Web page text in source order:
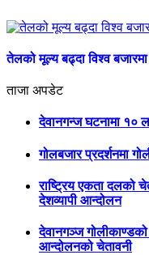
तेलको मूल्य बढ्दा विश्व
ताजा अपडेट
देवानगन्ज घटनामा १०
गोलबजार प्रदर्शनमा
राष्ट्रिय एकता दलको
देशव्यापी आन्दोलन
देवानगञ्ज गोलीकाण्डको
आन्दोलनको चेतावनी